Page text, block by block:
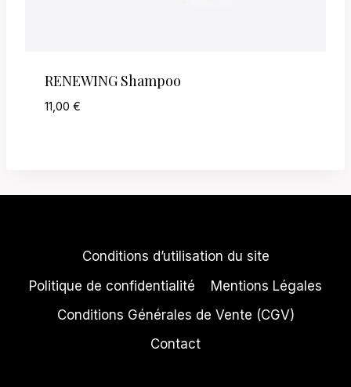
RENEWING Shampoo
11,00 €
Conditions d’utilisation du site
Politique de confidentialité
Mentions Légales
Conditions Générales de Vente (CGV)
Contact